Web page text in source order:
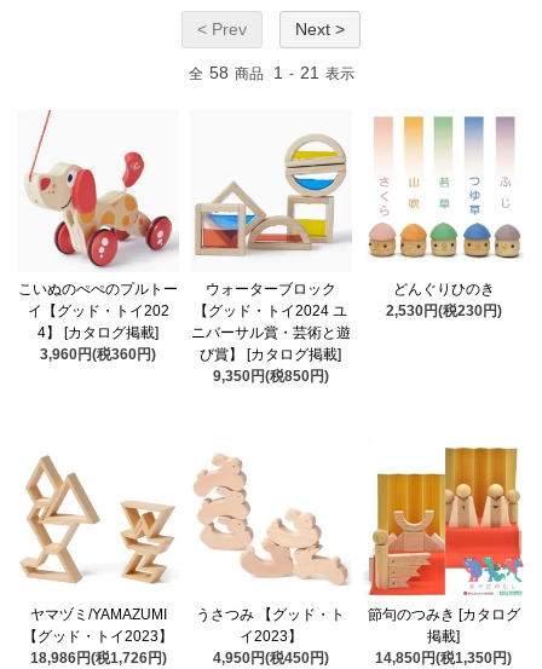
< Prev Next >
全 58 商品 1 - 21 表示
こいぬのぺぺのプルトー
イ【グッド・トイ202
4】 [カタログ掲載]
3,960円(税360円)
ウォーターブロック
【グッド・トイ2024 ユ
ニバーサル賞・芸術と遊
び賞】 [カタログ掲載]
9,350円(税850円)
どんぐりひのき
2,530円(税230円)
ヤマヅミ/YAMAZUMI
【グッド・トイ2023】
18,986円(税1,726円)
うさつみ 【グッド・ト
イ2023】
4,950円(税450円)
節句のつみき [カタログ
掲載]
14,850円(税1,350円)